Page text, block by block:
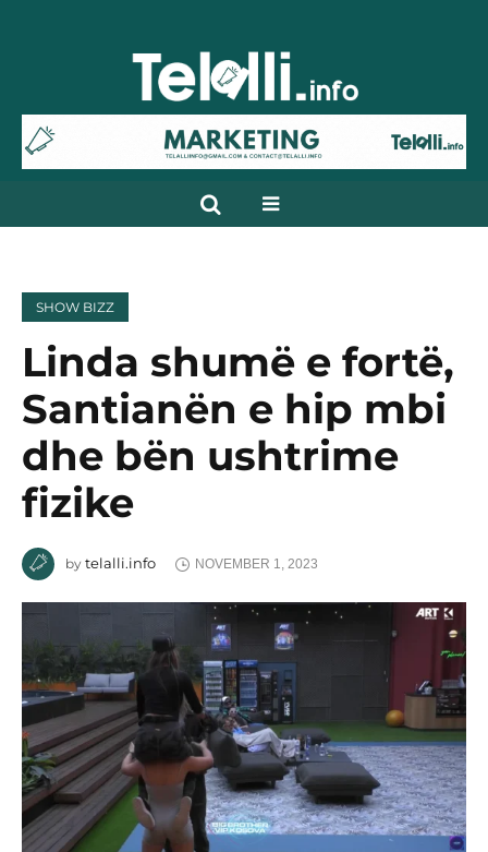
SHOW BIZZ
Linda shumë e fortë,
Santianën e hip mbi
dhe bën ushtrime
fizike
by telalli.info NOVEMBER 1, 2023